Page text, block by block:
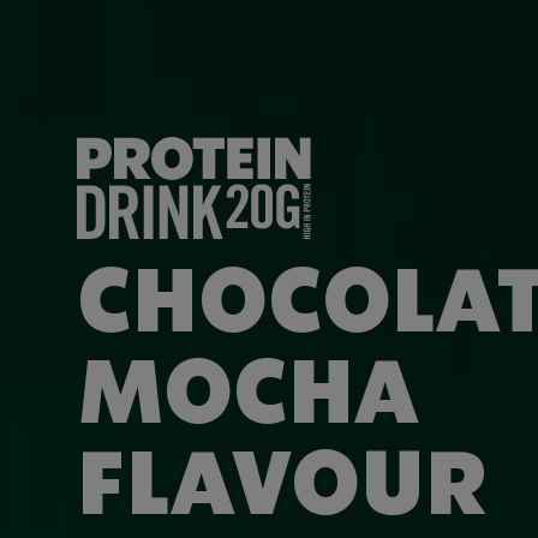
MOCHA
FLAVOUR